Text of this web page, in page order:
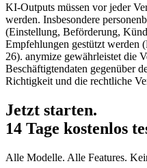
KI-Outputs müssen vor jeder
werden. Insbesondere
(Einstellung, Beförderung,
Empfehlungen gestützt
26). anymize gewährleistet die
Beschäftigtendaten gegenüber
Richtigkeit und die rechtliche
Jetzt starten.
14 Tage kostenlos
Alle Modelle. Alle Features.